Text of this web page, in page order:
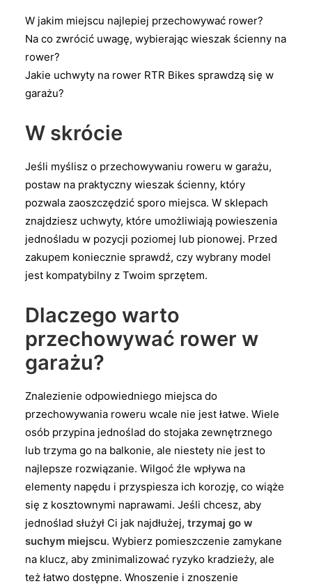
W jakim miejscu najlepiej przechowywać rower?
Na co zwrócić uwagę, wybierając wieszak ścienny na
rower?
Jakie uchwyty na rower RTR Bikes sprawdzą się w
garażu?
W skrócie
Jeśli myślisz o przechowywaniu roweru w garażu,
postaw na praktyczny wieszak ścienny, który
pozwala zaoszczędzić sporo miejsca. W sklepach
znajdziesz uchwyty, które umożliwiają powieszenia
jednośladu w pozycji poziomej lub pionowej. Przed
zakupem koniecznie sprawdź, czy wybrany model
jest kompatybilny z Twoim sprzętem.
Dlaczego warto
przechowywać rower w
garażu?
Znalezienie odpowiedniego miejsca do
przechowywania roweru wcale nie jest łatwe. Wiele
osób przypina jednoślad do stojaka zewnętrznego
lub trzyma go na balkonie, ale niestety nie jest to
najlepsze rozwiązanie. Wilgoć źle wpływa na
elementy napędu i przyspiesza ich korozję, co wiąże
się z kosztownymi naprawami. Jeśli chcesz, aby
jednoślad służył Ci jak najdłużej, trzymaj go w
suchym miejscu. Wybierz pomieszczenie zamykane
na klucz, aby zminimalizować ryzyko kradzieży, ale
też łatwo dostępne. Wnoszenie i znoszenie